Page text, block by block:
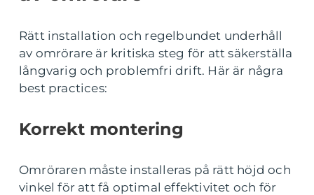
Rätt installation och regelbundet underhåll
av omrörare är kritiska steg för att säkerställa
långvarig och problemfri drift. Här är några
best practices:
Korrekt montering
Omröraren måste installeras på rätt höjd och
vinkel för att få optimal effektivitet och för